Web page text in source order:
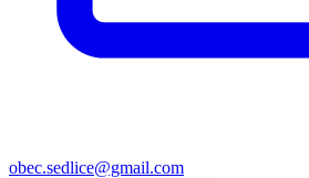
obec.sedlice@gmail.com